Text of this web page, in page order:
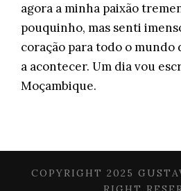
agora a minha paixão
pouquinho, mas senti
coração para todo o mundo
a acontecer. Um dia vou
Moçambique.
COPYRIGHT 2025